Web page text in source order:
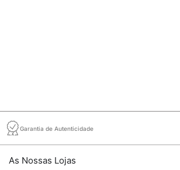
Garantia de Autenticidade
As Nossas Lojas